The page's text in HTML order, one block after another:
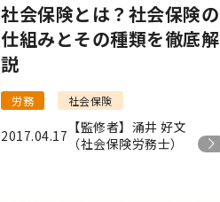
社会保険とは？社会保険の
仕組みとその種類を徹底解
説
労務 社会保険
2017.04.17 【監修者】涌井 好文
（社会保険労務士）